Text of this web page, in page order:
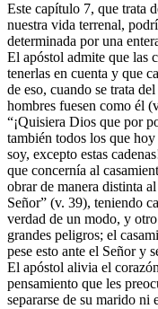
Este capítulo 7, que trata
nuestra vida terrenal,
determinada por una
El apóstol admite que las
tenerlas en cuenta y que
de eso, cuando se trata
hombres fuesen como él
“¡Quisiera Dios que por
también todos los que
soy, excepto estas
que concernía al
obrar de manera distinta
Señor” (v. 39), teniendo
verdad de un modo, y
grandes peligros; el
pese esto ante el Señor y
El apóstol alivia el
pensamiento que les
separarse de su marido ni